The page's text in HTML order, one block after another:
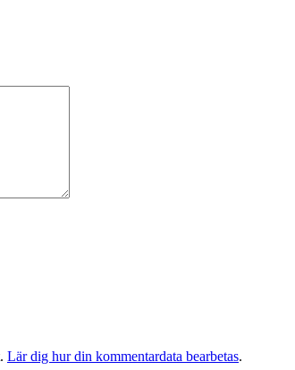
Lär dig hur din kommentardata bearbetas.